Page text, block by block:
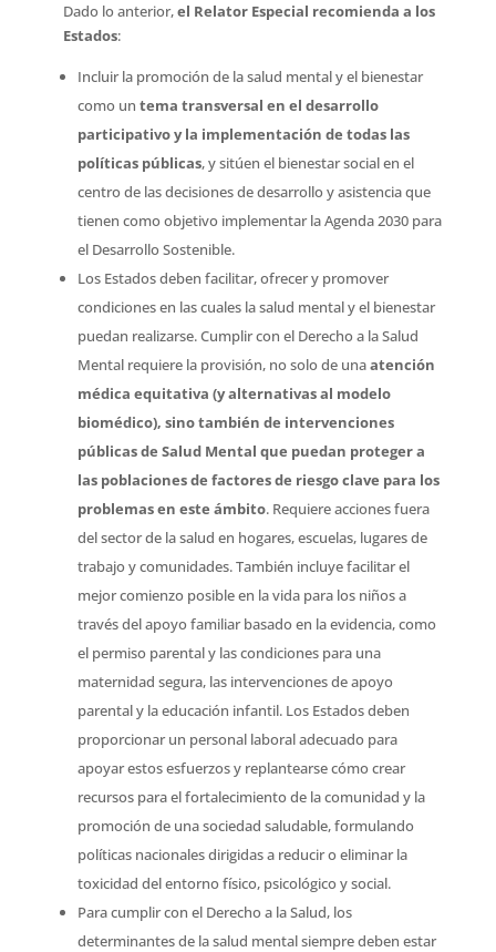
Dado lo anterior,el Relator Especial recomienda a los
Estados:
Incluir la promoción de la salud mental y el bienestar
como un tema transversal en el desarrollo
participativo y la implementación de todas las
políticas públicas, y sitúen el bienestar social en el
centro de las decisiones de desarrollo y asistencia que
tienen como objetivo implementar la Agenda 2030 para
el Desarrollo Sostenible.
Los Estados deben facilitar, ofrecer y promover
condiciones en las cuales la salud mental y el bienestar
puedan realizarse. Cumplir con el Derecho a la Salud
Mental requiere la provisión, no solo de unaatención
médica equitativa (y alternativas al modelo
biomédico), sino también de intervenciones
públicas de Salud Mental que puedan proteger a
las poblaciones de factores de riesgo clave para los
problemas en este ámbito. Requiere acciones fuera
del sector de la salud en hogares, escuelas, lugares de
trabajo y comunidades. También incluye facilitar el
mejor comienzo posible en la vida para los niños a
través del apoyo familiar basado en la evidencia, como
el permiso parental y las condiciones para una
maternidad segura, las intervenciones de apoyo
parental y la educación infantil. Los Estados deben
proporcionar un personal laboral adecuado para
apoyar estos esfuerzos y replantearse cómo crear
recursos para el fortalecimiento de la comunidad y la
promoción de una sociedad saludable, formulando
políticas nacionales dirigidas a reducir o eliminar la
toxicidad del entorno físico, psicológico y social.
Para cumplir con el Derecho a la Salud, los
determinantes de la salud mental siempre deben estar